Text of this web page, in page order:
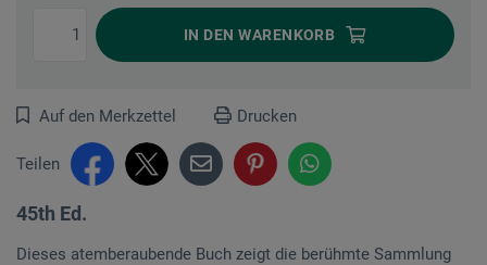
IN DEN WARENKORB
Auf den Merkzettel Drucken
Teilen
45th Ed.
Dieses atemberaubende Buch zeigt die berühmte Sammlung